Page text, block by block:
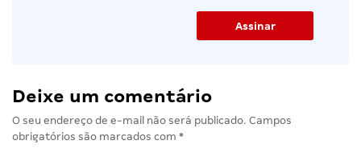
Deixe um comentário
O seu endereço de e-mail não será publicado. Campos
obrigatórios são marcados com *